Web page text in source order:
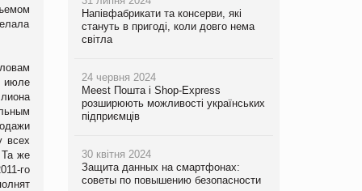
июле
всех
Та же
го
Напівфабрикати та консерви, які
стануть в пригоді, коли довго нема
світла
24 червня 2024
Meest Пошта і Shop-Express
розширюють можливості українських
підприємців
30 квітня 2024
Защита данных на смартфонах:
советы по повышению безопасности